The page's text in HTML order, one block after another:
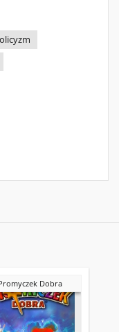
Dobra